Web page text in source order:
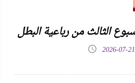
2026-07-21